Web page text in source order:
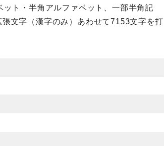
ト・半角アルファベット、一部半角記
文字（漢字のみ）あわせて7153文字を打